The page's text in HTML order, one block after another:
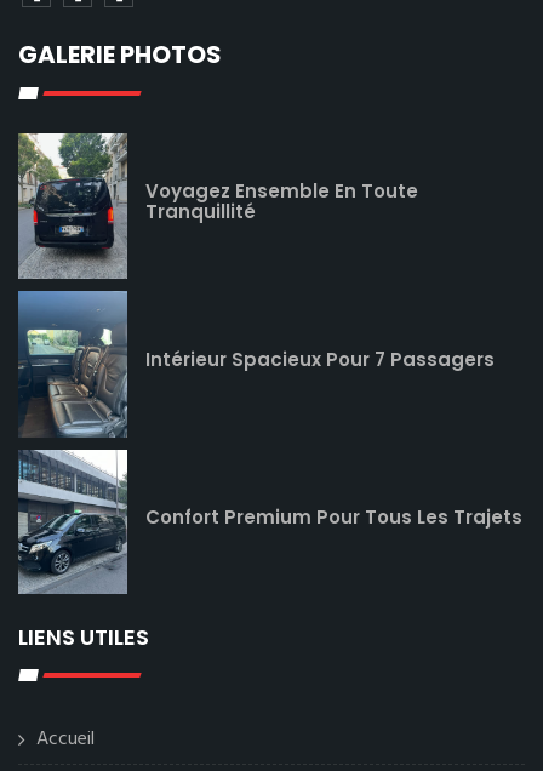
GALERIE PHOTOS
Voyagez Ensemble En Toute
Tranquillité
Intérieur Spacieux Pour 7 Passagers
Confort Premium Pour Tous Les Trajets
LIENS UTILES
Accueil